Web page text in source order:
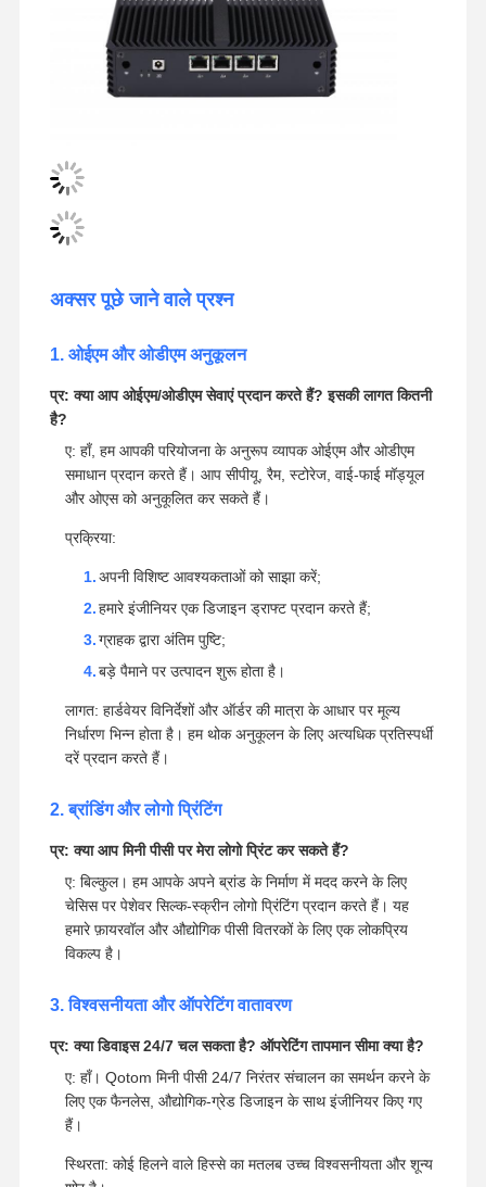
अक्सर पूछे जाने वाले प्रश्न
1. ओईएम और ओडीएम अनुकूलन
ए: हाँ, हम आपकी परियोजना के अनुरूप व्यापक ओईएम और ओडीएम
समाधान प्रदान करते हैं। आप सीपीयू, रैम, स्टोरेज, वाई-फाई मॉड्यूल
प्रक्रिया:
हमारे इंजीनियर एक डिजाइन ड्राफ्ट प्रदान करते हैं;
लागत: हार्डवेयर विनिर्देशों और ऑर्डर की मात्रा के आधार पर मूल्य
निर्धारण भिन्न होता है। हम थोक अनुकूलन के लिए अत्यधिक प्रतिस्पर्धी
दरें प्रदान करते हैं।
2. ब्रांडिंग और लोगो प्रिंटिंग
प्र: क्या आप मिनी पीसी पर मेरा लोगो प्रिंट कर सकते हैं?
ए: बिल्कुल। हम आपके अपने ब्रांड के निर्माण में मदद करने के लिए
चेसिस पर पेशेवर सिल्क-स्क्रीन लोगो प्रिंटिंग प्रदान करते हैं। यह
हमारे फ़ायरवॉल और औद्योगिक पीसी वितरकों के लिए एक लोकप्रिय